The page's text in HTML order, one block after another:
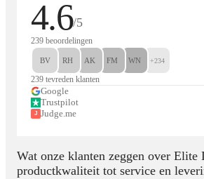
van de prijs
Ook verkrijgbaar als maatwerk voor
commerciële ruimtes.
Waarom kiezen voor Elite
Eenvoudige zelfinstallatie – geen
30 dagen bedenktijd + achteraf betalen
4.6/5
239 beoordelingen
BV RH AK FM WN +234
239 tevreden klanten
Google
Trustpilot
J Judge.me
Wat onze klanten zeggen over
productkwaliteit tot service en